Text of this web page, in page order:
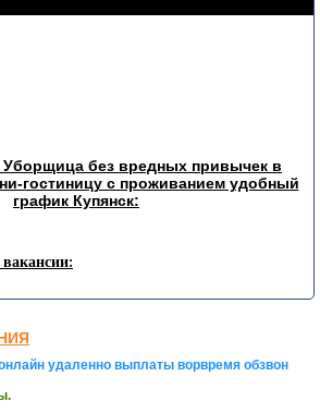
без вредных привычек в
гостиницу с проживанием удобный
график Купянск:
удаленно выплаты ворвремя обзвон